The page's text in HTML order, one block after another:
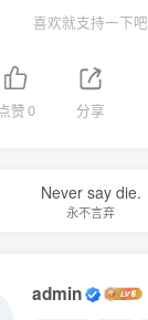
喜欢就支持一下吧
点赞0 分享
Never say die.
永不言弃
admin